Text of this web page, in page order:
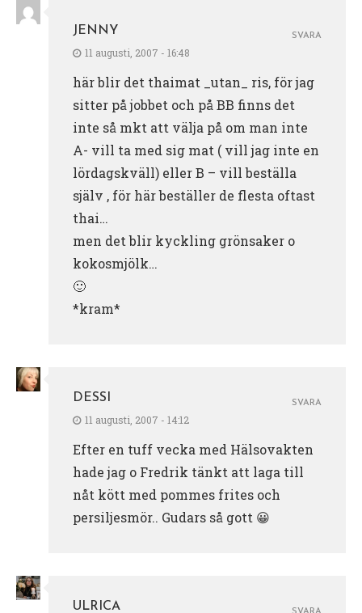
JENNY
11 augusti, 2007 - 16:48
här blir det thaimat _utan_ ris, för jag
sitter på jobbet och på BB finns det
inte så mkt att välja på om man inte
A- vill ta med sig mat ( vill jag inte en
lördagskväll) eller B – vill beställa
själv , för här beställer de flesta oftast
thai…
men det blir kyckling grönsaker o
kokosmjölk…
🙂
*kram*
SVARA
DESSI
11 augusti, 2007 - 14:12
Efter en tuff vecka med Hälsovakten
hade jag o Fredrik tänkt att laga till
nåt kött med pommes frites och
persiljesmör.. Gudars så gott 😀
SVARA
ULRICA